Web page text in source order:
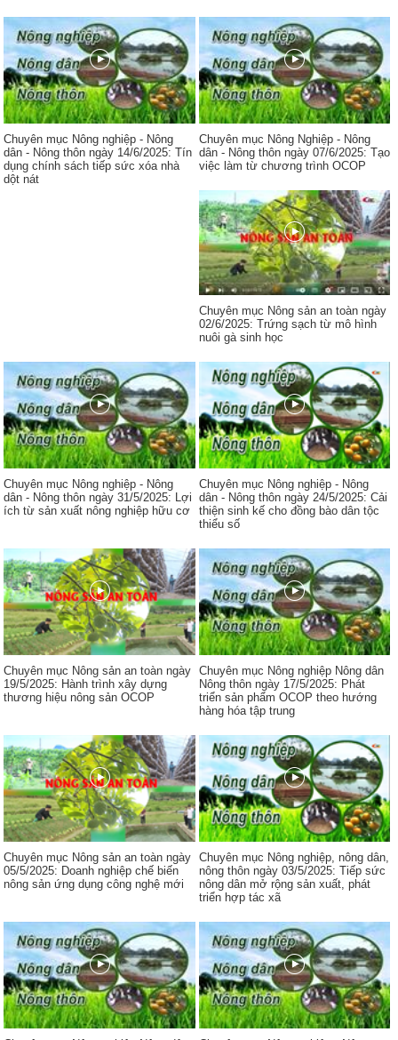
Chuyên mục Nông nghiệp - Nông
dân - Nông thôn ngày 14/6/2025: Tín
dụng chính sách tiếp sức xóa nhà
dột nát
Chuyên mục Nông Nghiệp - Nông
dân - Nông thôn ngày 07/6/2025: Tạo
việc làm từ chương trình OCOP
Chuyên mục Nông sản an toàn ngày
02/6/2025: Trứng sạch từ mô hình
nuôi gà sinh học
Chuyên mục Nông nghiệp - Nông
dân - Nông thôn ngày 31/5/2025: Lợi
ích từ sản xuất nông nghiệp hữu cơ
Chuyên mục Nông nghiệp - Nông
dân - Nông thôn ngày 24/5/2025: Cải
thiện sinh kế cho đồng bào dân tộc
thiểu số
Chuyên mục Nông sản an toàn ngày
19/5/2025: Hành trình xây dựng
thương hiệu nông sản OCOP
Chuyên mục Nông nghiệp Nông dân
Nông thôn ngày 17/5/2025: Phát
triển sản phẩm OCOP theo hướng
hàng hóa tập trung
Chuyên mục Nông sản an toàn ngày
05/5/2025: Doanh nghiệp chế biến
nông sản ứng dụng công nghệ mới
Chuyên mục Nông nghiệp, nông dân,
nông thôn ngày 03/5/2025: Tiếp sức
nông dân mở rộng sản xuất, phát
triển hợp tác xã